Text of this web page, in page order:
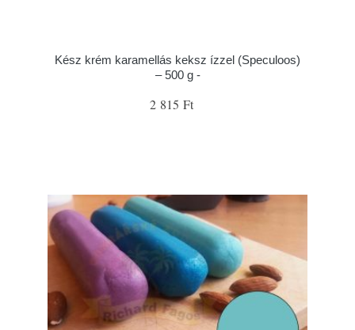
Kész krém karamellás keksz ízzel (Speculoos)
– 500 g -
2 815 Ft